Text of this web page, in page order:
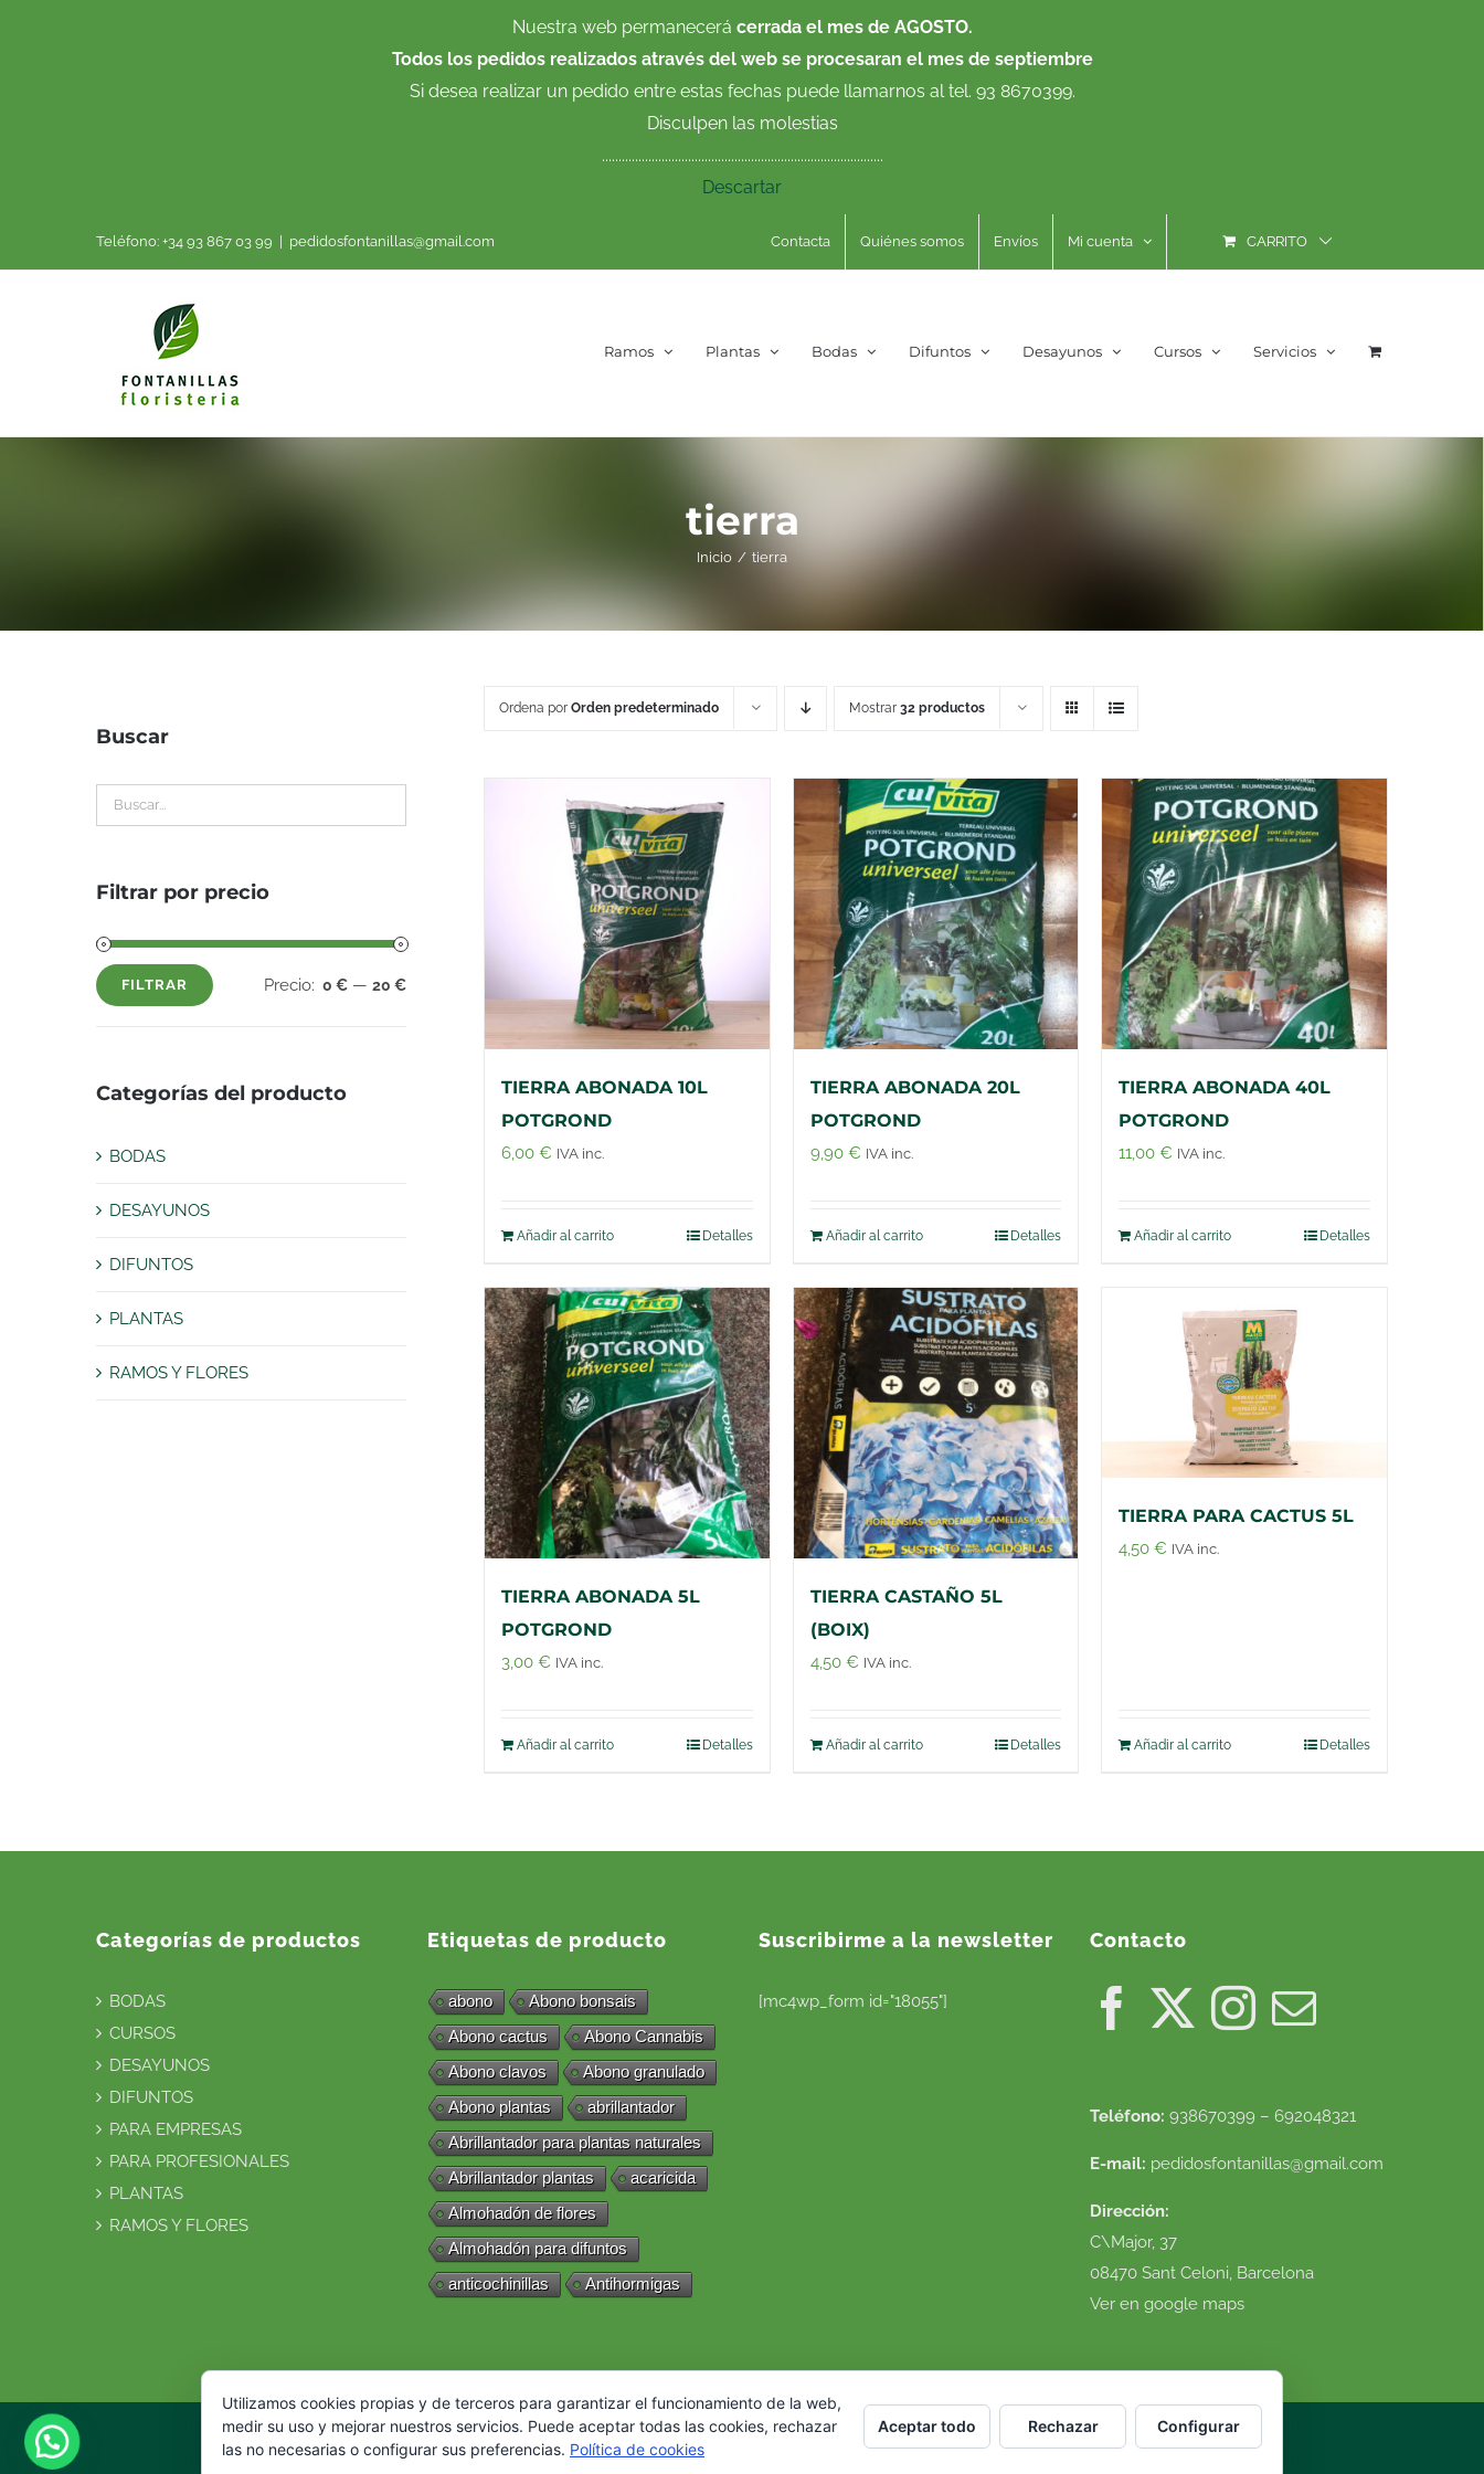
Nuestra web permanecerá cerrada el mes de AGOSTO.
Todos los pedidos realizados através del web se procesaran el mes de septiembre
Si desea realizar un pedido entre estas fechas puede llamarnos al tel. 93 8670399.
Disculpen las molestias
.....................................................................................
Descartar
Teléfono: +34 93 867 03 99 pedidosfontanillas@gmail.com Contacta Quiénes somos Envíos Mi cuenta CARRITO
Ramos Plantas Bodas Difuntos Desayunos Cursos Servicios
tierra
Inicio tierra
Ordena por Orden predeterminado Mostrar 32 productos
TIERRA ABONADA 10L
POTGROND
6,00 € IVA inc.
Añadir al carrito Detalles
TIERRA ABONADA 20L
POTGROND
9,90 € IVA inc.
Añadir al carrito Detalles
TIERRA ABONADA 40L
POTGROND
11,00€ IVA inc.
Añadir al carrito Detalles
TIERRA ABONADA 5L
POTGROND
3,00 € IVA inc.
Añadir al carrito Detalles
TIERRA CASTAÑO 5L
(BOIX)
4,50 € IVA inc.
Añadir al carrito Detalles
TIERRA PARA CACTUS 5L
4,50€ IVA inc.
Añadir al carrito Detalles
Buscar
Filtrar por precio
Precio
Precio
FILTRAR Precio: 0 €— 20 €
Categorías del producto
BODAS
DESAYUNOS
DIFUNTOS
PLANTAS
RAMOS Y FLORES
Categorías de productos
BODAS
CURSOS
DESAYUNOS
DIFUNTOS
PARA EMPRESAS
PARA PROFESIONALES
PLANTAS
RAMOS Y FLORES
Etiquetas de producto
abono
Abono bonsais
Abono cactus
Abono Cannabis
Abono clavos
Abono granulado
Abono plantas
abrillantador
Abrillantador para plantas naturales
Abrillantador plantas
acaricida
Almohadón de flores
Almohadón para difuntos
anticochinillas
Antihormigas
Suscribirme a la newsletter
[mc4wp_form id="18055"]
Contacto
Teléfono: 938670399 – 692048321
E-mail: pedidosfontanillas@gmail.com
Dirección:
C\Major, 37
08470 Sant Celoni, Barcelona
Ver en google maps
© 2016 Flor Natural. Todos los derechos reservados. |Política de cookies
Utilizamos cookies propias y de terceros para garantizar el funcionamiento de la web,
medir su uso y mejorar nuestros servicios. Puede aceptar todas las cookies, rechazar
las no necesarias o configurar sus preferencias. Política de cookies
Aceptar todo Rechazar Configurar